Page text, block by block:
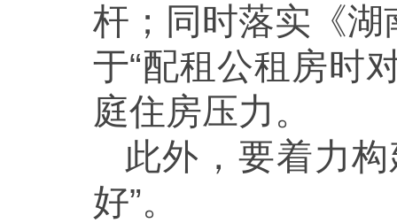
杆；同时落实《
于“配租公租房时
庭住房压力。
此外，要着力
好”。